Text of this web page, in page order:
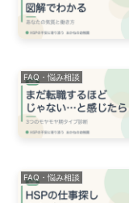
FAQ・悩み相談
FAQ・悩み相談